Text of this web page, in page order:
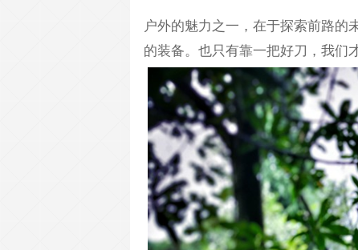
户外的魅力之一，在于探索前路的
的装备。也只有靠一把好刀，我们